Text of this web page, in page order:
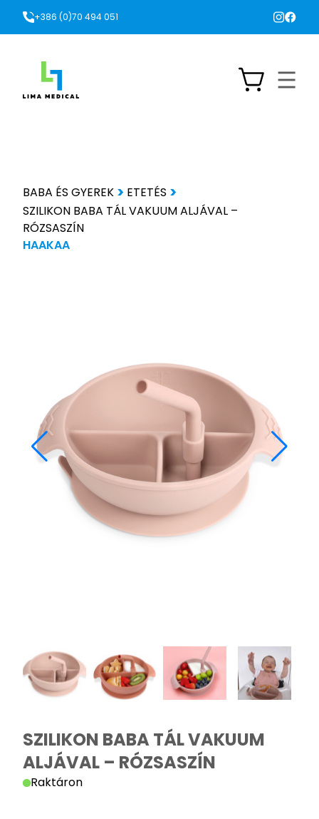
+386 (0)70 494 051
BABA ÉS GYEREK
ETETÉS
SZILIKON BABA TÁL VAKUUM ALJÁVAL –
RÓZSASZÍN
HAAKAA
SZILIKON BABA TÁL VAKUUM
ALJÁVAL – RÓZSASZÍN
Raktáron